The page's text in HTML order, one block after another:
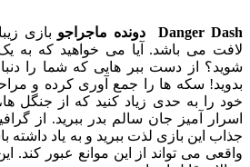
Danger دونده ماجراجوبازی زیبای
باشد. آیا می خواهید که به یک
از دست ببر هایی که شما را دنبال می
سکه ها را جمع آوری کرده و مراحل را
به حدی زیاد کنید که از جنگل ها، شهر
آمیز جان سالم بدر ببرید. از گرافیک
بازی لذت ببرید و به یاد داشته باشید